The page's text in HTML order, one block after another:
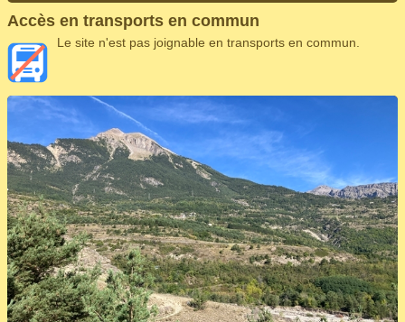
Accès en transports en commun
Le site n'est pas joignable en transports en commun.